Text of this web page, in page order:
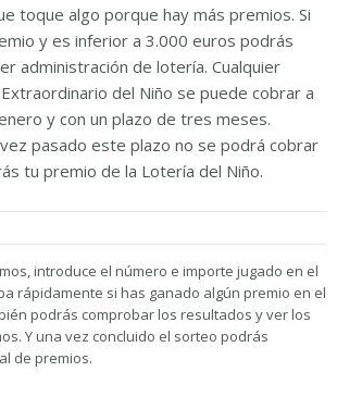
toque algo porque hay más premios. Si
y es inferior a 3.000 euros podrás
administración de lotería. Cualquier
del Niño se puede cobrar a
y con un plazo de tres meses.
pasado este plazo no se podrá cobrar
tu premio de la Lotería del Niño.
introduce el número e importe jugado en el
rápidamente si has ganado algún premio en el
podrás comprobar los resultados y ver los
Y una vez concluido el sorteo podrás
de premios.